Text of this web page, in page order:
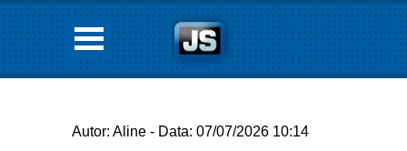
Autor: Aline - Data: 07/07/2026 10:14